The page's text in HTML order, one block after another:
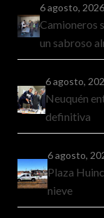
6 agosto,
Camioneros
un sabroso
6 agosto,
Neuquén
definitiva
6 agosto,
Plaza
nieve